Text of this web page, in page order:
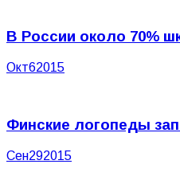
В России около 70%
Окт62015
Финские логопеды
Сен292015